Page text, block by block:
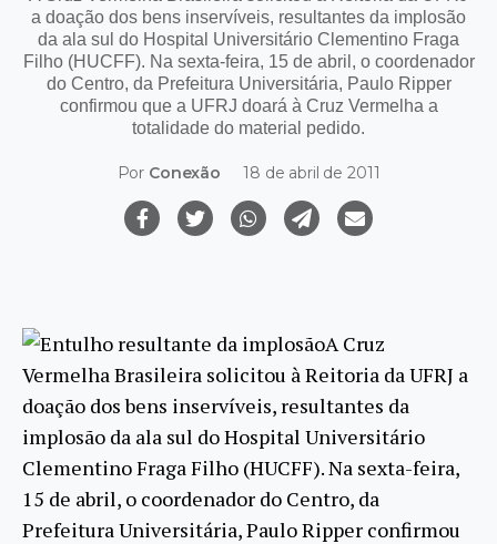
a doação dos bens inservíveis, resultantes da implosão
da ala sul do Hospital Universitário Clementino Fraga
Filho (HUCFF). Na sexta-feira, 15 de abril, o coordenador
do Centro, da Prefeitura Universitária, Paulo Ripper
confirmou que a UFRJ doará à Cruz Vermelha a
totalidade do material pedido.
Por Conexão 18 de abril de 2011
A Cruz
Vermelha Brasileira solicitou à Reitoria da UFRJ a
doação dos bens inservíveis, resultantes da
implosão da ala sul do Hospital Universitário
Clementino Fraga Filho (HUCFF). Na sexta-feira,
15 de abril, o coordenador do Centro, da
Prefeitura Universitária, Paulo Ripper confirmou